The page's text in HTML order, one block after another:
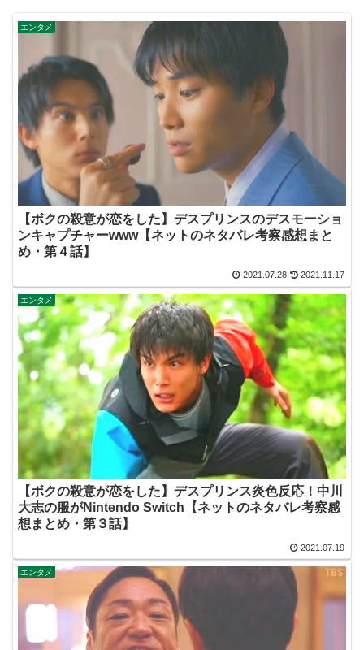
エンタメ
【ボクの殺意が恋をした】デスプリンスのデスモーショ
ンキャプチャーwww【ネットのネタバレ考察感想まと
め・第４話】
2021.07.28 2021.11.17
エンタメ
【ボクの殺意が恋をした】デスプリンス炎色反応！中川
大志の服がNintendo Switch【ネットのネタバレ考察感
想まとめ・第３話】
2021.07.19
エンタメ